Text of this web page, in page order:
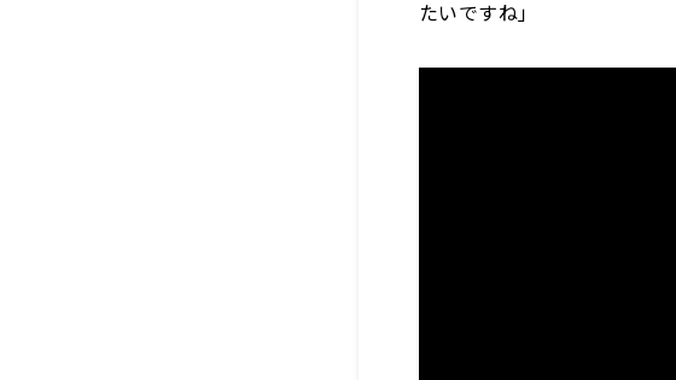
たいですね」